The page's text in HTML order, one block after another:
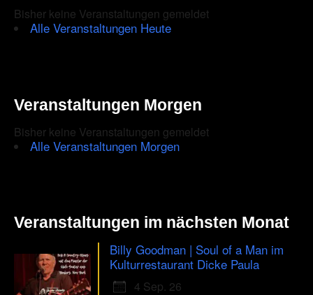
Bisher keine Veranstaltungen gemeldet
Alle Veranstaltungen Heute
Veranstaltungen Morgen
Bisher keine Veranstaltungen gemeldet
Alle Veranstaltungen Morgen
Veranstaltungen im nächsten Monat
Billy Goodman | Soul of a Man im
Kulturrestaurant Dicke Paula
4 Sep. 26